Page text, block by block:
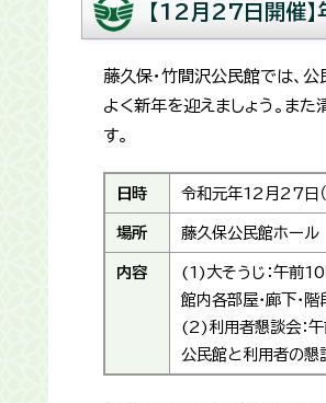
【12月27日開催】
藤久保・竹間沢公民館では、
よく新年を迎えましょう。ま
す。
日時 令和元年12月27日
場所 藤久保公民館ホール
内容
(1)大そうじ：午前
館内各部屋・廊下・
(2)利用者懇談会：
公民館と利用者の懇